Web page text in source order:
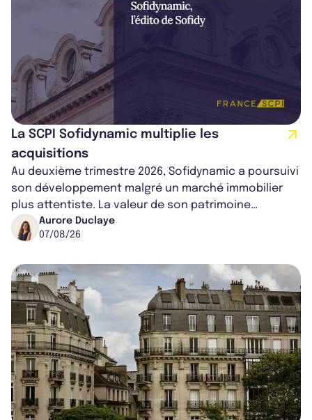
La SCPI Sofidynamic multiplie les
acquisitions
Au deuxième trimestre 2026, Sofidynamic a poursuivi
son développement malgré un marché immobilier
plus attentiste. La valeur de son patrimoine
progresse de 3,8% à périmètre constan...
Aurore Duclaye
07/08/26